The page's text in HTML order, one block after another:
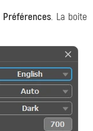
Préférences. La boite